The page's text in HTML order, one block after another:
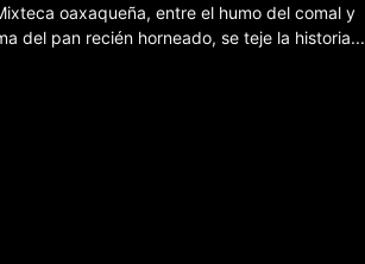
oaxaqueña, entre el humo del comal y
del pan recién horneado, se teje la historia...